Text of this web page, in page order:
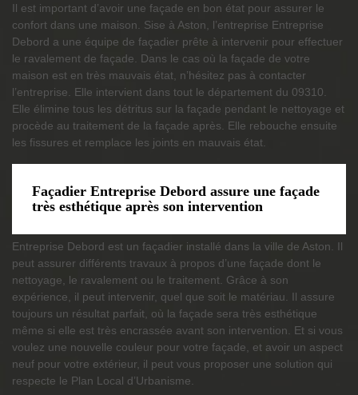
Il est important d’avoir une façade en bon état pour assurer le
confort dans une maison. Sise à Aston, l’entreprise Entreprise
Debord a une équipe de façadier prête à intervenir pour effectuer
le ravalement de façade. Dans le cas où la façade de votre
maison est en très mauvais état, n’hésitez pas à contacter
l’entreprise. Elle intervient dans tout le département du 09310.
Elle élimine tous les détritus sur la façade pendant le nettoyage et
procède au traitement de la façade après. Elle rebouche ensuite
les fissures et remplace les joints en mauvais état.
Façadier Entreprise Debord assure une façade
très esthétique après son intervention
Entreprise Debord est un façadier installé dans la ville de Aston. Il
peut assurer différents travaux à propos d’une façade dont le
nettoyage, le ravalement ou le traitement. Grâce à son
expérience, il peut intervenir, quel que soit le matériau. Il assure
toujours un résultat parfait, où la façade sera très esthétique
même si elle est très encrassée avant son intervention. Et si vous
voulez une nouvelle couleur pour votre façade, et avoir un aspect
neuf pour votre extérieur, il peut vous proposer une solution qui
respecte le Plan Local d’Urbanisme.